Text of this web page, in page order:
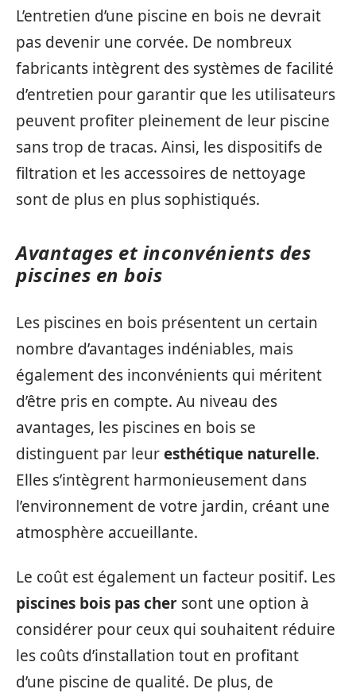
L’entretien d’une piscine en bois ne devrait
pas devenir une corvée. De nombreux
fabricants intègrent des systèmes de facilité
d’entretien pour garantir que les utilisateurs
peuvent profiter pleinement de leur piscine
sans trop de tracas. Ainsi, les dispositifs de
filtration et les accessoires de nettoyage
sont de plus en plus sophistiqués.
Avantages et inconvénients des
piscines en bois
Les piscines en bois présentent un certain
nombre d’avantages indéniables, mais
également des inconvénients qui méritent
d’être pris en compte. Au niveau des
avantages, les piscines en bois se
distinguent par leuresthétique naturelle.
Elles s’intègrent harmonieusement dans
l’environnement de votre jardin, créant une
atmosphère accueillante.
Le coût est également un facteur positif. Les
piscines bois pas cher sont une option à
considérer pour ceux qui souhaitent réduire
les coûts d’installation tout en profitant
d’une piscine de qualité. De plus, de